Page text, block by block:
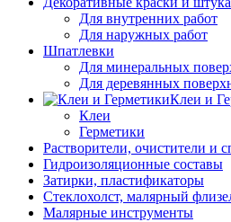
Для внутренних работ
Для наружных работ
Шпатлевки
Для минеральных
Для деревянных
Клеи и
Клеи
Герметики
Растворители, очистители и
Гидроизоляционные составы
Затирки, пластификаторы
Стеклохолст, малярный
Малярные инструменты